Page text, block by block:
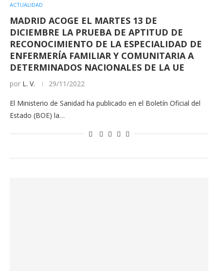
ACTUALIDAD
MADRID ACOGE EL MARTES 13 DE
DICIEMBRE LA PRUEBA DE APTITUD DE
RECONOCIMIENTO DE LA ESPECIALIDAD DE
ENFERMERÍA FAMILIAR Y COMUNITARIA A
DETERMINADOS NACIONALES DE LA UE
por L. V. 29/11/2022
El Ministerio de Sanidad ha publicado en el Boletín Oficial del
Estado (BOE) la…